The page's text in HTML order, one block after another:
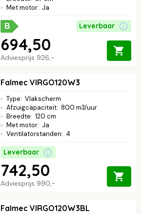
Met motor: Ja
B Leverbaar
Adviesprijs 926,-
694,50
Falmec VIRGO120W3
Type: Vlakscherm
Afzuigcapaciteit: 800 m3/uur
Breedte: 120 cm
Met motor: Ja
Ventilatorstanden: 4
Leverbaar
Adviesprijs 990,-
742,50
Falmec VIRGO120W3BL